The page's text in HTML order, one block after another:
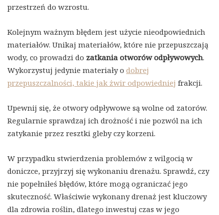
przestrzeń do wzrostu.
Kolejnym ważnym błędem jest użycie nieodpowiednich
materiałów. Unikaj materiałów, które nie przepuszczają
wody, co prowadzi do zatkania otworów odpływowych.
Wykorzystuj jedynie materiały o dobrej
przepuszczalności, takie jak żwir odpowiedniej frakcji.
Upewnij się, że otwory odpływowe są wolne od zatorów.
Regularnie sprawdzaj ich drożność i nie pozwól na ich
zatykanie przez resztki gleby czy korzeni.
W przypadku stwierdzenia problemów z wilgocią w
doniczce, przyjrzyj się wykonaniu drenażu. Sprawdź, czy
nie popełniłeś błędów, które mogą ograniczać jego
skuteczność. Właściwie wykonany drenaż jest kluczowy
dla zdrowia roślin, dlatego inwestuj czas w jego